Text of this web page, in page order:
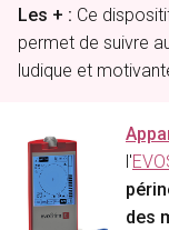
Les + : Ce
permet de suivre
ludique et
l'
des